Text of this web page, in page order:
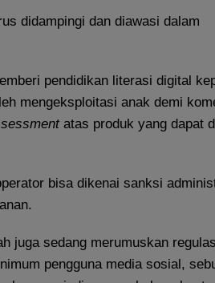
didampingi dan diawasi dalam
pendidikan literasi digital
mengeksploitasi anak demi
atas produk yang dapat
bisa dikenai sanksi
juga sedang merumuskan
pengguna media sosial,